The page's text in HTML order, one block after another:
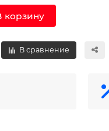
корзину
В сравнение